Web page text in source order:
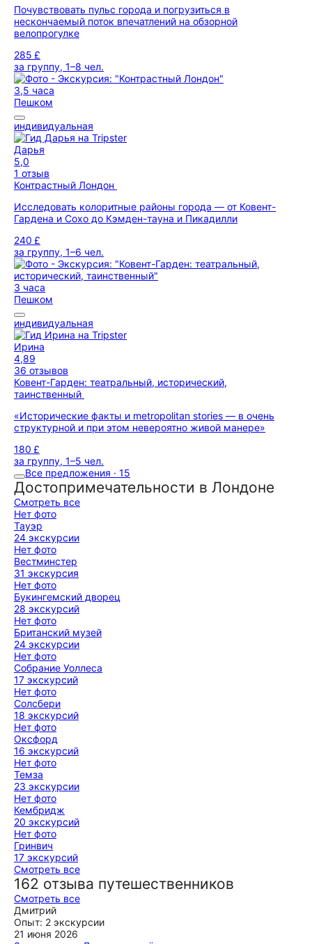
Почувствовать пульс города и погрузиться в
нескончаемый поток впечатлений на обзорной
велопрогулке
285 £
за группу, 1–8 чел.
3,5 часа
Пешком
индивидуальная
Дарья
5,0
1 отзыв
Контрастный Лондон
Исследовать колоритные районы города — от Ковент-
Гардена и Сохо до Кэмден-тауна и Пикадилли
240 £
за группу, 1–6 чел.
3 часа
Пешком
индивидуальная
Ирина
4,89
36 отзывов
Ковент-Гарден: театральный, исторический,
таинственный
«Исторические факты и metropolitan stories — в очень
структурной и при этом невероятно живой манере»
180 £
за группу, 1–5 чел.
Все предложения · 15
Достопримечательности в Лондоне
Смотреть все
Нет фото
Тауэр
24 экскурсии
Нет фото
Вестминстер
31 экскурсия
Нет фото
Букингемский дворец
28 экскурсий
Нет фото
Британский музей
24 экскурсии
Нет фото
Собрание Уоллеса
17 экскурсий
Нет фото
Солсбери
18 экскурсий
Нет фото
Оксфорд
16 экскурсий
Нет фото
Темза
23 экскурсии
Нет фото
Кембридж
20 экскурсий
Нет фото
Гринвич
17 экскурсий
Смотреть все
162 отзыва путешественников
Смотреть все
Дмитрий
Опыт: 2 экскурсии
21 июня 2026